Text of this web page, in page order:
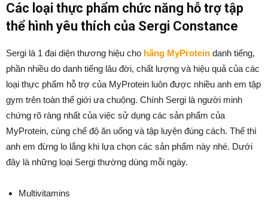
Các loại thực phẩm chức năng hỗ trợ tập
thể hình yêu thích của Sergi Constance
Sergi là 1 đại diện thương hiệu cho hãng MyProtein danh tiếng,
phần nhiều do danh tiếng lâu đời, chất lượng và hiệu quả của các
loại thực phẩm hỗ trợ của MyProtein luôn được nhiều anh em tập
gym trên toàn thế giới ưa chuộng. Chính Sergi là người minh
chứng rõ ràng nhất của việc sử dụng các sản phẩm của
MyProtein, cùng chế độ ăn uống và tập luyện đúng cách. Thế thì
anh em đừng lo lắng khi lựa chọn các sản phẩm này nhé. Dưới
đây là những loại Sergi thường dùng mỗi ngày.
Multivitamins